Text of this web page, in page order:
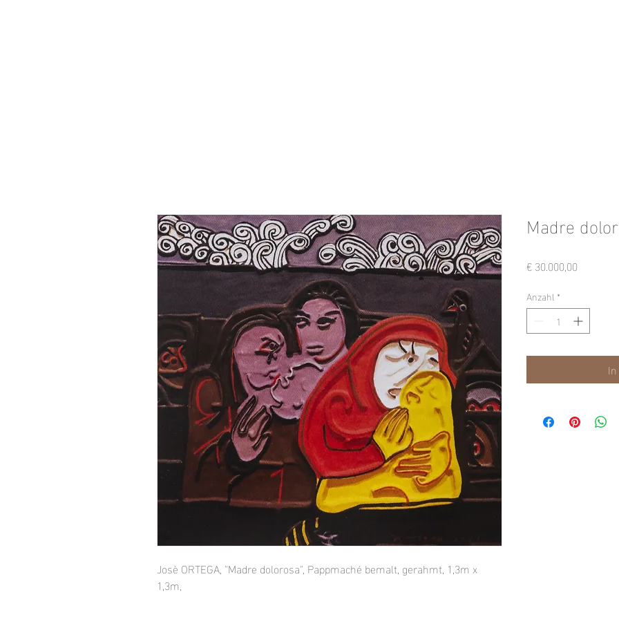
Josè ORTEGA, "Madre dolorosa", Pappmaché bemalt, gerahmt, 1,3m x
1,3m,
Madre
€ 30.000,00
Anzahl *